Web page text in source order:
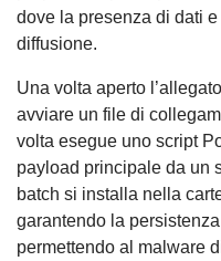
dove la presenza di dati
diffusione.
Una volta aperto
avviare un file di
volta esegue uno script
payload principale da un
batch si installa nella
garantendo la
permettendo al malware